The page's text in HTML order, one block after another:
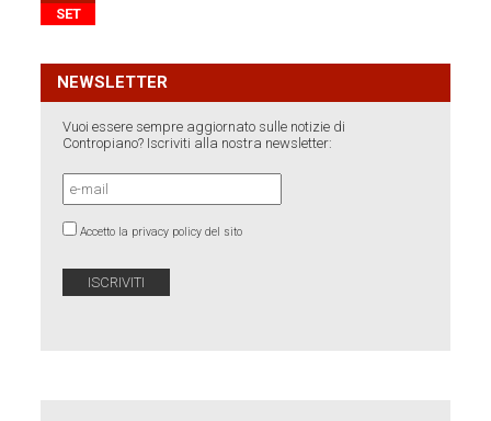
SET
NEWSLETTER
Vuoi essere sempre aggiornato sulle notizie di
Contropiano? Iscriviti alla nostra newsletter:
Accetto la privacy policy del sito